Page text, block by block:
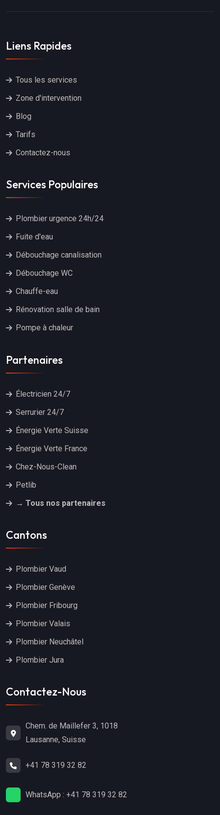
Liens Rapides
Tous les services
Zone d'intervention
Blog
Tarifs
Contactez-nous
Services Populaires
Plombier urgence 24h/24
Fuite d'eau
Débouchage canalisation
Débouchage WC
Chauffe-eau
Rénovation salle de bain
Pompe à chaleur
Partenaires
Électricien 24/7
Serrurier 24/7
Énergie Verte Suisse
Énergie Verte France
Chez-Nous-Clean
Petlib
→ Tous nos partenaires
Cantons
Plombier Vaud
Plombier Genève
Plombier Fribourg
Plombier Valais
Plombier Neuchâtel
Plombier Jura
Contactez-Nous
Chem. de Maillefer 3, 1018
Lausanne, Suisse
+41 78 319 32 82
WhatsApp : +41 78 319 32 82